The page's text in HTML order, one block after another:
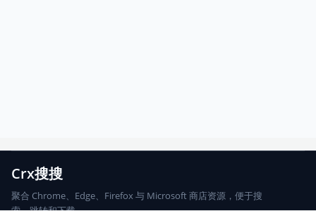
Crx搜搜
聚合 Chrome、Edge、Firefox 与 Microsoft 商店资源，便于搜